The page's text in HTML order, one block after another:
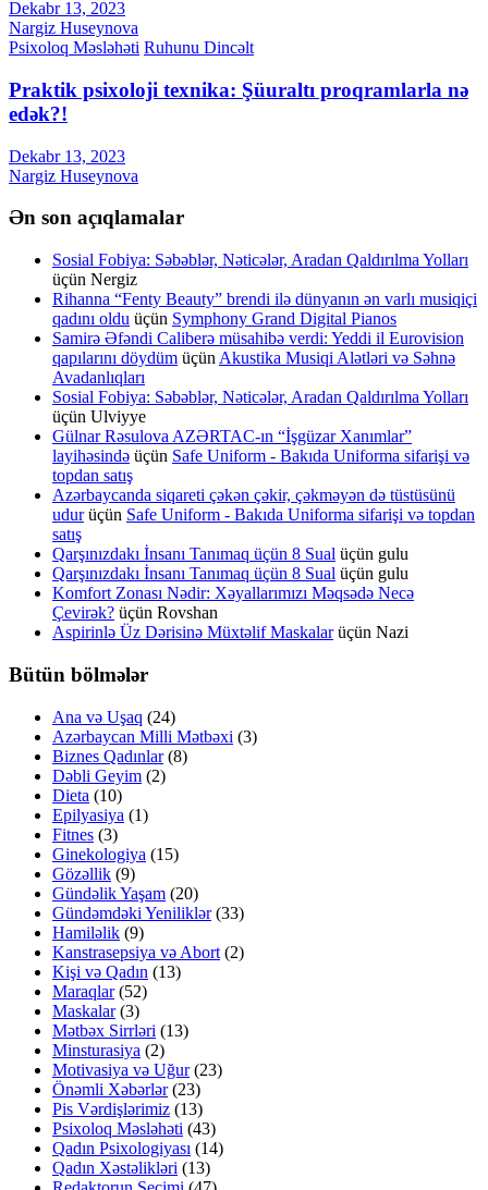
Dekabr 13, 2023
Nargiz Huseynova
Psixoloq Məsləhəti Ruhunu Dincəlt
Praktik psixoloji texnika: Şüuraltı proqramlarla nə
edək?!
Dekabr 13, 2023
Nargiz Huseynova
Ən son açıqlamalar
Sosial Fobiya: Səbəblər, Nəticələr, Aradan Qaldırılma Yolları
üçün Nergiz
Rihanna “Fenty Beauty” brendi ilə dünyanın ən varlı musiqiçi
qadını oldu üçün Symphony Grand Digital Pianos
Samirə Əfəndi Caliberə müsahibə verdi: Yeddi il Eurovision
qapılarını döydüm üçün Akustika Musiqi Alətləri və Səhnə
Avadanlıqları
Sosial Fobiya: Səbəblər, Nəticələr, Aradan Qaldırılma Yolları
üçün Ulviyye
Gülnar Rəsulova AZƏRTAC-ın “İşgüzar Xanımlar”
layihəsində üçün Safe Uniform - Bakıda Uniforma sifarişi və
topdan satış
Azərbaycanda siqareti çəkən çəkir, çəkməyən də tüstüsünü
udurüçün Safe Uniform - Bakıda Uniforma sifarişi və topdan
satış
Qarşınızdakı İnsanı Tanımaq üçün 8 Sual üçün gulu
Qarşınızdakı İnsanı Tanımaq üçün 8 Sual üçün gulu
Komfort Zonası Nədir: Xəyallarımızı Məqsədə Necə
Çevirək? üçün Rovshan
Aspirinlə Üz Dərisinə Müxtəlif Maskalarüçün Nazi
Bütün bölmələr
Ana və Uşaq (24)
Azərbaycan Milli Mətbəxi (3)
Biznes Qadınlar(8)
Dəbli Geyim (2)
Dieta (10)
Epilyasiya (1)
Fitnes (3)
Ginekologiya (15)
Gözəllik (9)
Gündəlik Yaşam (20)
Gündəmdəki Yeniliklər(33)
Hamiləlik (9)
Kanstrasepsiya və Abort (2)
Kişi və Qadın (13)
Maraqlar(52)
Maskalar(3)
Mətbəx Sirrləri (13)
Minsturasiya (2)
Motivasiya və Uğur(23)
Önəmli Xəbərlər(23)
Pis Vərdişlərimiz (13)
Psixoloq Məsləhəti (43)
Qadın Psixologiyası (14)
Qadın Xəstəlikləri (13)